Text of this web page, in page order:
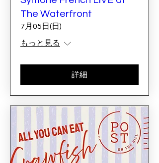
The Waterfront
7月05日(日)
もっと見る
詳細